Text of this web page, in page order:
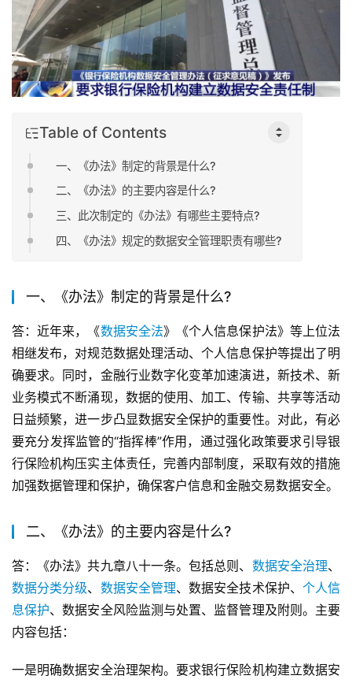
Table of Contents
一、《办法》制定的背景是什么?
二、《办法》的主要内容是什么?
三、此次制定的《办法》有哪些主要特点?
四、《办法》规定的数据安全管理职责有哪些?
一、《办法》制定的背景是什么?
答：近年来，《数据安全法》《个人信息保护法》等上位法
相继发布，对规范数据处理活动、个人信息保护等提出了明
确要求。同时，金融行业数字化变革加速演进，新技术、新
业务模式不断涌现，数据的使用、加工、传输、共享等活动
日益频繁，进一步凸显数据安全保护的重要性。对此，有必
要充分发挥监管的“指挥棒”作用，通过强化政策要求引导银
行保险机构压实主体责任，完善内部制度，采取有效的措施
加强数据管理和保护，确保客户信息和金融交易数据安全。
二、《办法》的主要内容是什么?
答：《办法》共九章八十一条。包括总则、 数据安全治理、
数据分类分级、 数据安全管理、数据安全技术保护、 个人信
息保护、数据安全风险监测与处置、监督管理及附则。主要
内容包括：
一是明确数据安全治理架构。要求银行保险机构建立数据安